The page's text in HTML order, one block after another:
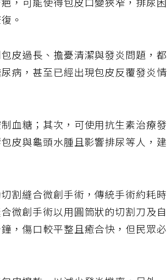
，可能使得包皮口變狹窄，排尿困
。
皮過長、擔憂清潔與發炎問題，都
病，甚至已經出現包皮反覆發炎情
血糖；其次，可使用抗生素治療發
皮與龜頭水腫且影響排尿等人，建
割縫合微創手術，傳統手術約耗時
微創手術以用圓筒狀的切割刀及自
，傷口較平整且癒合快，但民眾必